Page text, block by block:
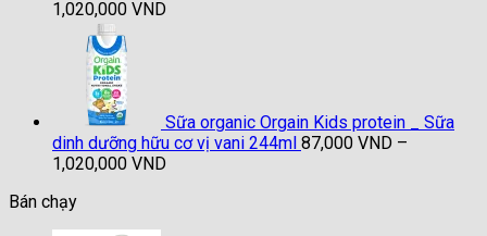
1,020,000 VNDKhoảng
1,020,000 VND
Sữa organic Orgain Kids protein _ Sữa
dinh dưỡng hữu cơ vị vani 244ml 87,000 VND –
1,020,000 VNDKhoảng
Bán chạy